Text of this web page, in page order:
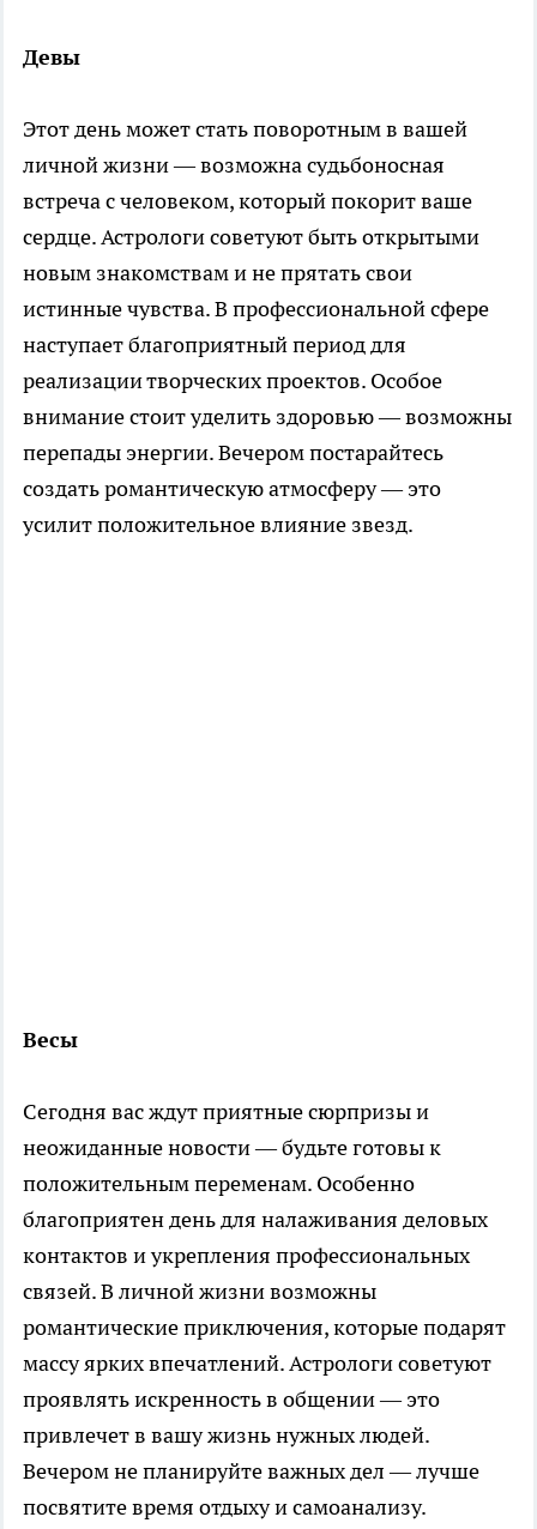
Девы
Этот день может стать поворотным в вашей
личной жизни — возможна судьбоносная
встреча с человеком, который покорит ваше
сердце. Астрологи советуют быть открытыми
новым знакомствам и не прятать свои
истинные чувства. В профессиональной сфере
наступает благоприятный период для
реализации творческих проектов. Особое
внимание стоит уделить здоровью — возможны
перепады энергии. Вечером постарайтесь
создать романтическую атмосферу — это
усилит положительное влияние звезд.
Весы
Сегодня вас ждут приятные сюрпризы и
неожиданные новости — будьте готовы к
положительным переменам. Особенно
благоприятен день для налаживания деловых
контактов и укрепления профессиональных
связей. В личной жизни возможны
романтические приключения, которые подарят
массу ярких впечатлений. Астрологи советуют
проявлять искренность в общении — это
привлечет в вашу жизнь нужных людей.
Вечером не планируйте важных дел — лучше
посвятите время отдыху и самоанализу.